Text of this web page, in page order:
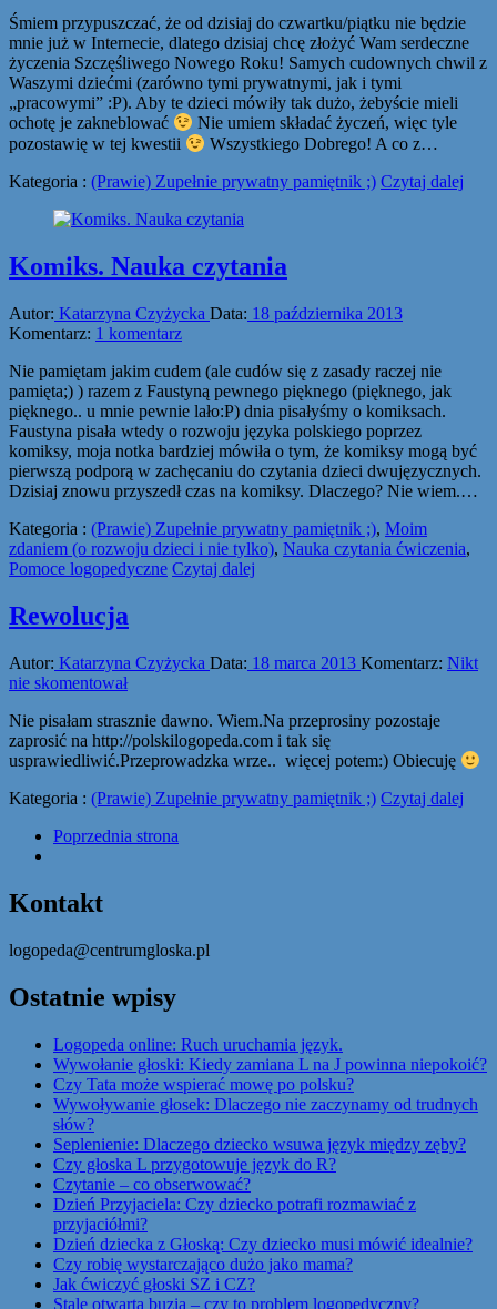
Śmiem przypuszczać, że od dzisiaj do czwartku/piątku nie będzie
mnie już w Internecie, dlatego dzisiaj chcę złożyć Wam serdeczne
życzenia Szczęśliwego Nowego Roku! Samych cudownych chwil z
Waszymi dziećmi (zarówno tymi prywatnymi, jak i tymi
„pracowymi” :P). Aby te dzieci mówiły tak dużo, żebyście mieli
ochotę je zakneblować
Nie umiem składać życzeń, więc tyle
pozostawię w tej kwestii
Wszystkiego Dobrego! A co z…
Kategoria : (Prawie) Zupełnie prywatny pamiętnik ;) Czytaj dalej
Komiks. Nauka czytania
Autor: Katarzyna Czyżycka Data: 18 października 2013
Komentarz: 1 komentarz
Nie pamiętam jakim cudem (ale cudów się z zasady raczej nie
pamięta;) ) razem z Faustyną pewnego pięknego (pięknego, jak
pięknego.. u mnie pewnie lało:P) dnia pisałyśmy o komiksach.
Faustyna pisała wtedy o rozwoju języka polskiego poprzez
komiksy, moja notka bardziej mówiła o tym, że komiksy mogą być
pierwszą podporą w zachęcaniu do czytania dzieci dwujęzycznych.
Dzisiaj znowu przyszedł czas na komiksy. Dlaczego? Nie wiem.…
Kategoria : (Prawie) Zupełnie prywatny pamiętnik ;), Moim
zdaniem (o rozwoju dzieci i nie tylko), Nauka czytania ćwiczenia,
Pomoce logopedyczne Czytaj dalej
Rewolucja
Autor: Katarzyna Czyżycka Data: 18 marca 2013 Komentarz: Nikt
nie skomentował
Nie pisałam strasznie dawno. Wiem.Na przeprosiny pozostaje
zaprosić na http://polskilogopeda.com i tak się
usprawiedliwić.Przeprowadzka wrze.. więcej potem:) Obiecuję
Kategoria : (Prawie) Zupełnie prywatny pamiętnik ;) Czytaj dalej
Poprzednia strona
Kontakt
logopeda@centrumgloska.pl
Ostatnie wpisy
Logopeda online: Ruch uruchamia język.
Wywołanie głoski: Kiedy zamiana L na J powinna niepokoić?
Czy Tata może wspierać mowę po polsku?
Wywoływanie głosek: Dlaczego nie zaczynamy od trudnych
słów?
Seplenienie: Dlaczego dziecko wsuwa język między zęby?
Czy głoska L przygotowuje język do R?
Czytanie – co obserwować?
Dzień Przyjaciela: Czy dziecko potrafi rozmawiać z
przyjaciółmi?
Dzień dziecka z Głoską: Czy dziecko musi mówić idealnie?
Czy robię wystarczająco dużo jako mama?
Jak ćwiczyć głoski SZ i CZ?
Stale otwarta buzia – czy to problem logopedyczny?